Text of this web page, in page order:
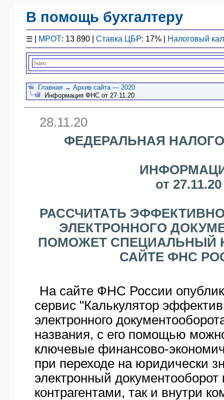
В помощь бухгалтеру
☰ МРОТ: 13 890 | Ставка ЦБР: 17% | Налоговый
Законодательство
F1 - Отчетность
План счетов
Справочник
Упрощенка
Договоры
Главная → Архив сайта — 2020
Информация ФНС от 27.11.20
28.11.20
ФЕДЕРАЛЬНАЯ
от 27.11.20
РАССЧИТАТЬ
ЭЛЕКТРОННОГО
ПОМОЖЕТ СПЕЦИАЛЬНЫЙ
САЙТЕ ФНС
На сайте ФНС России
сервис "Калькулятор
электронного
названия, с его помощью
ключевые финансово-
при переходе на юридически
электронный
контрагентами, так и внутри